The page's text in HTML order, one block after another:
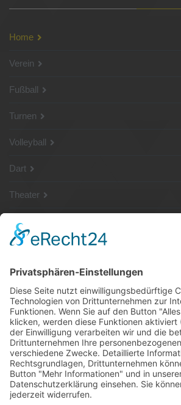
Home
Verein
Fußball
Turnen
Volleyball
Dart
Theater
SG Shop
Sponsoren
Kontakt
Social Media
Rechtliches